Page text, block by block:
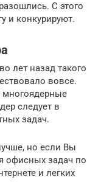
С этого
и конкурируют.
лет назад такого
вовсе.
многоядерные
следует в
задач.
но если Вы
офисных задач по
и легких